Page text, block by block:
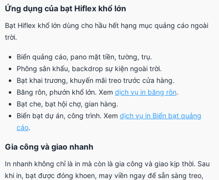
Ứng dụng của bạt Hiflex khổ lớn
Bạt Hiflex khổ lớn dùng cho hầu hết hạng mục quảng cáo ngoài
trời.
Biển quảng cáo, pano mặt tiền, tường, trụ.
Phông sân khấu, backdrop sự kiện ngoài trời.
Bạt khai trương, khuyến mãi treo trước cửa hàng.
Băng rôn, phướn khổ lớn. Xem dịch vụ in băng rôn.
Bạt che, bạt hội chợ, gian hàng.
Biển bạt dự án, công trình. Xem dịch vụ in Biển bạt quảng
cáo.
Gia công và giao nhanh
In nhanh không chỉ là in mà còn là gia công và giao kịp thời. Sau
khi in, bạt được đóng khoen, may viền ngay để sẵn sàng treo,